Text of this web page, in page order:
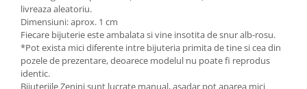
livreaza aleatoriu.
Dimensiuni: aprox. 1 cm
Fiecare bijuterie este ambalata si vine insotita de snur alb-rosu.
*Pot exista mici diferente intre bijuteria primita de tine si cea din
pozele de prezentare, deoarece modelul nu poate fi reprodus
identic.
Bijuteriile Zenini sunt lucrate manual, asadar pot aparea mici